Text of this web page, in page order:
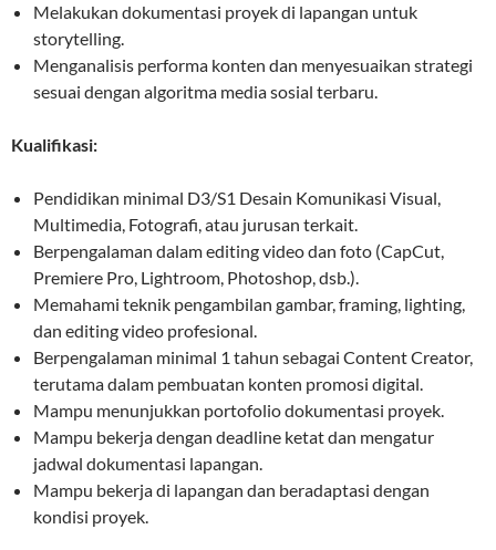
Melakukan dokumentasi proyek di lapangan untuk
storytelling.
Menganalisis performa konten dan menyesuaikan strategi
sesuai dengan algoritma media sosial terbaru.
Kualifikasi:
Pendidikan minimal D3/S1 Desain Komunikasi Visual,
Multimedia, Fotografi, atau jurusan terkait.
Berpengalaman dalam editing video dan foto (CapCut,
Premiere Pro, Lightroom, Photoshop, dsb.).
Memahami teknik pengambilan gambar, framing, lighting,
dan editing video profesional.
Berpengalaman minimal 1 tahun sebagai Content Creator,
terutama dalam pembuatan konten promosi digital.
Mampu menunjukkan portofolio dokumentasi proyek.
Mampu bekerja dengan deadline ketat dan mengatur
jadwal dokumentasi lapangan.
Mampu bekerja di lapangan dan beradaptasi dengan
kondisi proyek.